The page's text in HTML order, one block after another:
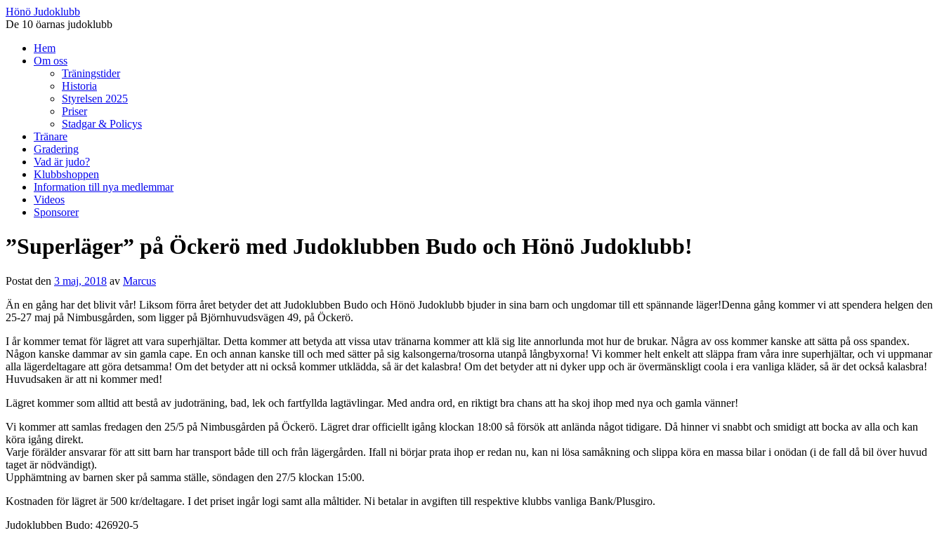
Hönö Judoklubb
De 10 öarnas judoklubb
Hem
Om oss
Träningstider
Historia
Styrelsen 2025
Priser
Stadgar & Policys
Tränare
Gradering
Vad är judo?
Klubbshoppen
Information till nya medlemmar
Videos
Sponsorer
”Superläger” på Öckerö med Judoklubben Budo och Hönö Judoklubb!
Postat den 3 maj, 2018 av Marcus
Än en gång har det blivit vår! Liksom förra året betyder det att Judoklubben Budo och Hönö Judoklubb bjuder in sina barn och ungdomar till ett spännande läger!Denna gång kommer vi att spendera helgen den
25-27 maj på Nimbusgården, som ligger på Björnhuvudsvägen 49, på Öckerö.
I år kommer temat för lägret att vara superhjältar. Detta kommer att betyda att vissa utav tränarna kommer att klä sig lite annorlunda mot hur de brukar. Några av oss kommer kanske att sätta på oss spandex.
Någon kanske dammar av sin gamla cape. En och annan kanske till och med sätter på sig kalsongerna/trosorna utanpå långbyxorna! Vi kommer helt enkelt att släppa fram våra inre superhjältar, och vi uppmanar
alla lägerdeltagare att göra detsamma! Om det betyder att ni också kommer utklädda, så är det kalasbra! Om det betyder att ni dyker upp och är övermänskligt coola i era vanliga kläder, så är det också kalasbra!
Huvudsaken är att ni kommer med!
Lägret kommer som alltid att bestå av judoträning, bad, lek och fartfyllda lagtävlingar. Med andra ord, en riktigt bra chans att ha skoj ihop med nya och gamla vänner!
Vi kommer att samlas fredagen den 25/5 på Nimbusgården på Öckerö. Lägret drar officiellt igång klockan 18:00 så försök att anlända något tidigare. Då hinner vi snabbt och smidigt att bocka av alla och kan
köra igång direkt.
Varje förälder ansvarar för att sitt barn har transport både till och från lägergården. Ifall ni börjar prata ihop er redan nu, kan ni lösa samåkning och slippa köra en massa bilar i onödan (i de fall då bil över huvud
taget är nödvändigt).
Upphämtning av barnen sker på samma ställe, söndagen den 27/5 klockan 15:00.
Kostnaden för lägret är 500 kr/deltagare. I det priset ingår logi samt alla måltider. Ni betalar in avgiften till respektive klubbs vanliga Bank/Plusgiro.
Judoklubben Budo: 426920-5